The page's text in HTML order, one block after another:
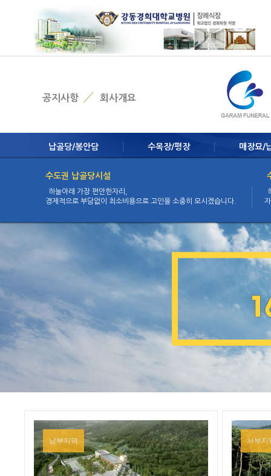
공지사항 회사개요
납골당/봉안담 수목장/평장 매장묘/
수도권 납골당시설
하늘아래 가장 편안한자리,
경제적으로 부담없이 최소비용으로 고인을 소중히 모시겠습니다.
남부지역 서부지